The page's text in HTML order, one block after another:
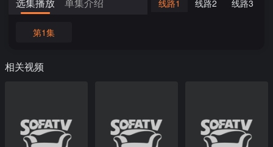
线路1 线路2 线路3
第1集
相关视频